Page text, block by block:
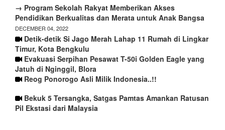
→ Program Sekolah Rakyat Memberikan Akses
Pendidikan Berkualitas dan Merata untuk Anak Bangsa
DECEMBER 04, 2022
Detik-detik Si Jago Merah Lahap 11 Rumah di Lingkar
Timur, Kota Bengkulu
Evakuasi Serpihan Pesawat T-50i Golden Eagle yang
Jatuh di Nginggil, Blora
Reog Ponorogo Asli Milik Indonesia..!!
Bekuk 5 Tersangka, Satgas Pamtas Amankan Ratusan
Pil Ekstasi dari Malaysia